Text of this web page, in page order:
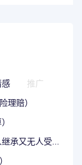
感
推广
理赔）
承又无人受...